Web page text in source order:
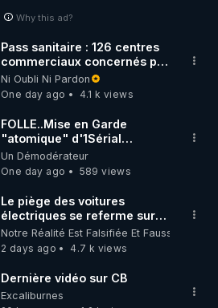
Why this ad?
Pass sanitaire : 126 centres
commerciaux concernés par
l'obligation dans toute la
France
Ni Oubli Ni Pardon
One day ago
4.1 k views
FOLLE..Mise en Garde
"atomique" d'1Sérial
Lanceur d'ALERTES
combinant
"Théories"&"Faits
Accomplis"
Un Démodérateur
One day ago
589 views
Le piège des voitures
électriques se referme sur
les usagers !
Notre Réalité Est Falsifiée Et Fausse
2 days ago
4.7 k views
Dernière vidéo sur CB
Excaliburnes